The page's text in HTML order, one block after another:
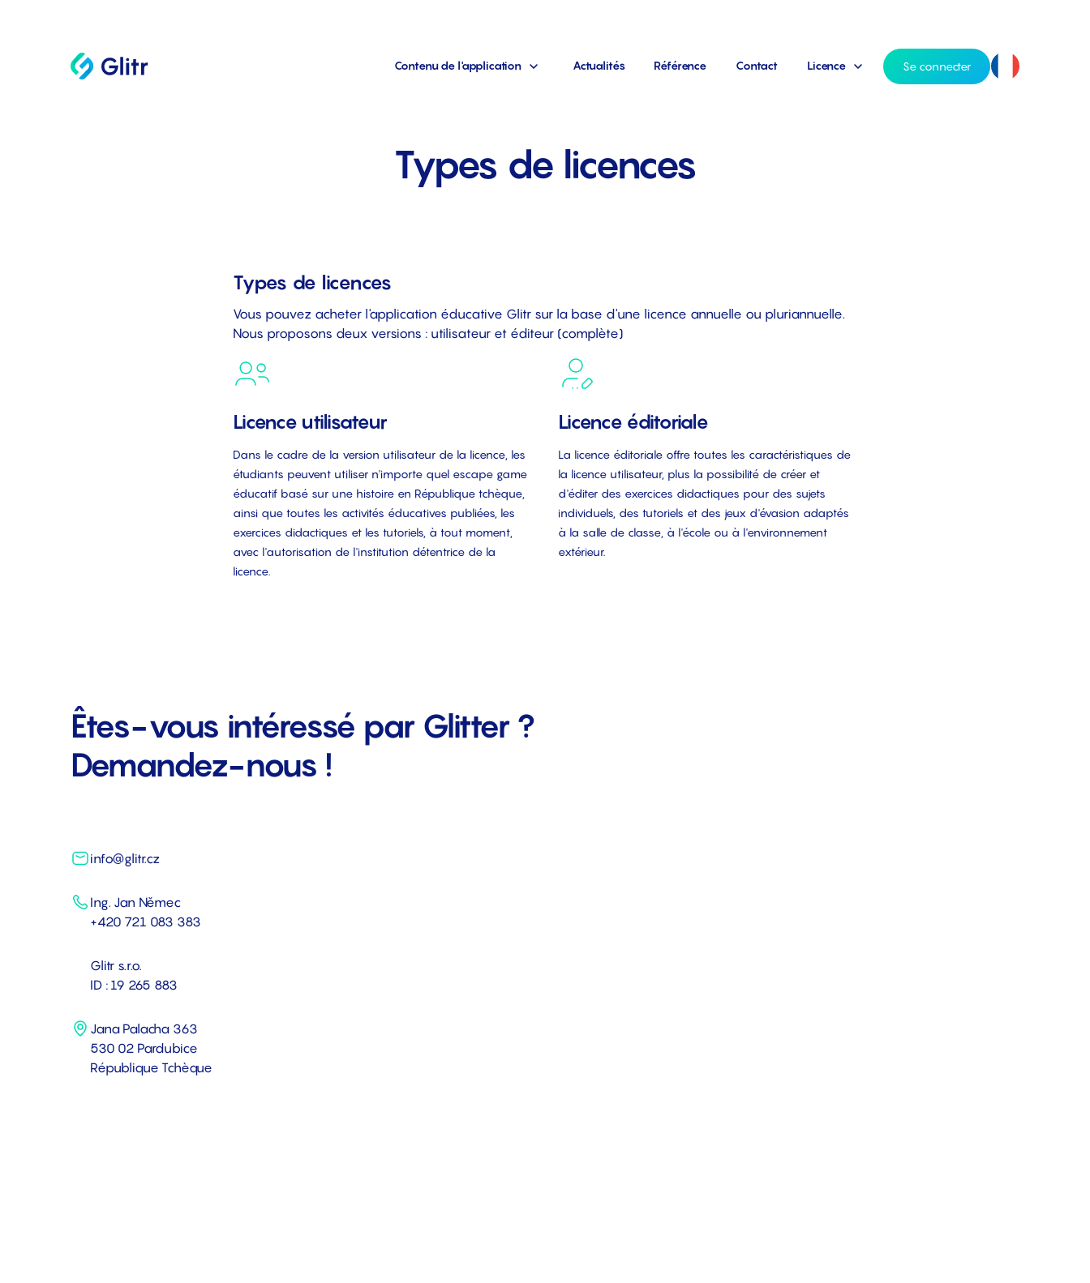
Contenu de l'application Actualités Référence Contact Licence Se connecter
Types de licences
Types de licences
Vous pouvez acheter l'application éducative Glitr sur la base d'une licence annuelle ou pluriannuelle.
Nous proposons deux versions : utilisateur et éditeur (complète)
Licence utilisateur
Dans le cadre de la version utilisateur de la licence, les
étudiants peuvent utiliser n'importe quel escape game
éducatif basé sur une histoire en République tchèque,
ainsi que toutes les activités éducatives publiées, les
exercices didactiques et les tutoriels, à tout moment,
avec l'autorisation de l'institution détentrice de la
licence.
Licence éditoriale
La licence éditoriale offre toutes les caractéristiques de
la licence utilisateur, plus la possibilité de créer et
d'éditer des exercices didactiques pour des sujets
individuels, des tutoriels et des jeux d'évasion adaptés
à la salle de classe, à l'école ou à l'environnement
extérieur.
Êtes-vous intéressé par Glitter ?
Demandez-nous !
info@glitr.cz
Ing. Jan Němec
+420 721 083 383
Glitr s.r.o.
ID : 19 265 883
Jana Palacha 363
530 02 Pardubice
République Tchèque